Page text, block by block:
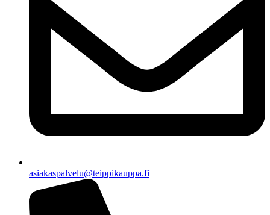
asiakaspalvelu@teippikauppa.fi